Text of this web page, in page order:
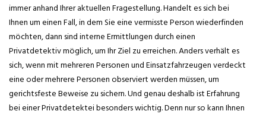
immer anhand Ihrer aktuellen Fragestellung. Handelt es sich bei
Ihnen um einen Fall, in dem Sie eine vermisste Person wiederfinden
möchten, dann sind interne Ermittlungen durch einen
Privatdetektiv möglich, um Ihr Ziel zu erreichen. Anders verhält es
sich, wenn mit mehreren Personen und Einsatzfahrzeugen verdeckt
eine oder mehrere Personen observiert werden müssen, um
gerichtsfeste Beweise zu sichern. Und genau deshalb ist Erfahrung
bei einer Privatdetektei besonders wichtig. Denn nur so kann Ihnen